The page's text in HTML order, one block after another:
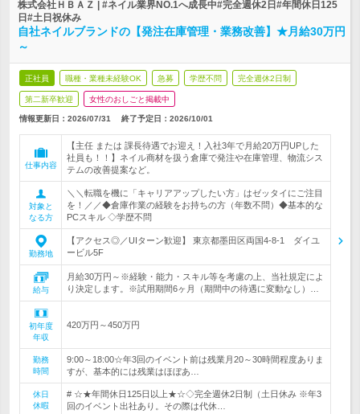
株式会社ＨＢＡＺ | #ネイル業界NO.1へ成長中#完全週休2日#年間休日125
日#土日祝休み
自社ネイルブランドの【発注在庫管理・業務改善】★月給30万円
～
正社員 職種・業種未経験OK 急募 学歴不問 完全週休2日制
第二新卒歓迎 女性のおしごと掲載中
情報更新日：2026/07/31 終了予定日： 2026/10/01
仕事内容
【主任 または 課長待遇でお迎え！入社3年で月給20万円UPした
社員も！！】ネイル商材を扱う倉庫で発注や在庫管理、物流シス
テムの改善提案など。
対象と
なる方
＼＼転職を機に「キャリアアップしたい方」はゼッタイにご注目
を！／／◆倉庫作業の経験をお持ちの方（年数不問）◆基本的な
PCスキル ◇学歴不問
勤務地
【アクセス◎／UIターン歓迎】 東京都墨田区両国4-8-1 ダイユ
ービル5F
給与
月給30万円～※経験・能力・スキル等を考慮の上、当社規定によ
り決定します。※試用期間6ヶ月（期間中の待遇に変動なし）…
初年度
年収
420万円～450万円
勤務
時間
9:00～18:00☆年3回のイベント前は残業月20～30時間程度ありま
すが、基本的には残業はほぼあ…
休日
休暇
# ☆★年間休日125日以上★☆◇完全週休2日制（土日休み ※年3
回のイベント出社あり。その際は代休…